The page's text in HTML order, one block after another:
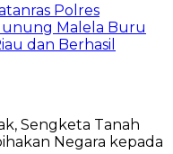
Polres
Malela Buru
dan Berhasil